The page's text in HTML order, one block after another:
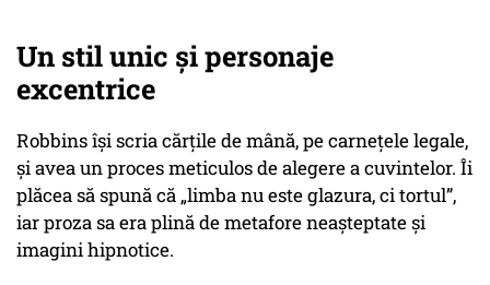
Un stil unic și personaje
excentrice
Robbins își scria cărțile de mână, pe carnețele legale,
și avea un proces meticulos de alegere a cuvintelor. Îi
plăcea să spună că „limba nu este glazura, ci tortul”,
iar proza sa era plină de metafore neașteptate și
imagini hipnotice.